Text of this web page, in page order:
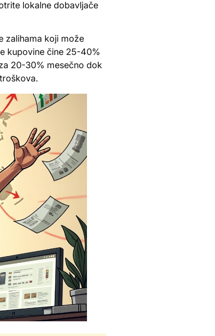
lokalne dobavljače
zalihama koji može
kupovine čine 25-40%
20-30% mesečno dok